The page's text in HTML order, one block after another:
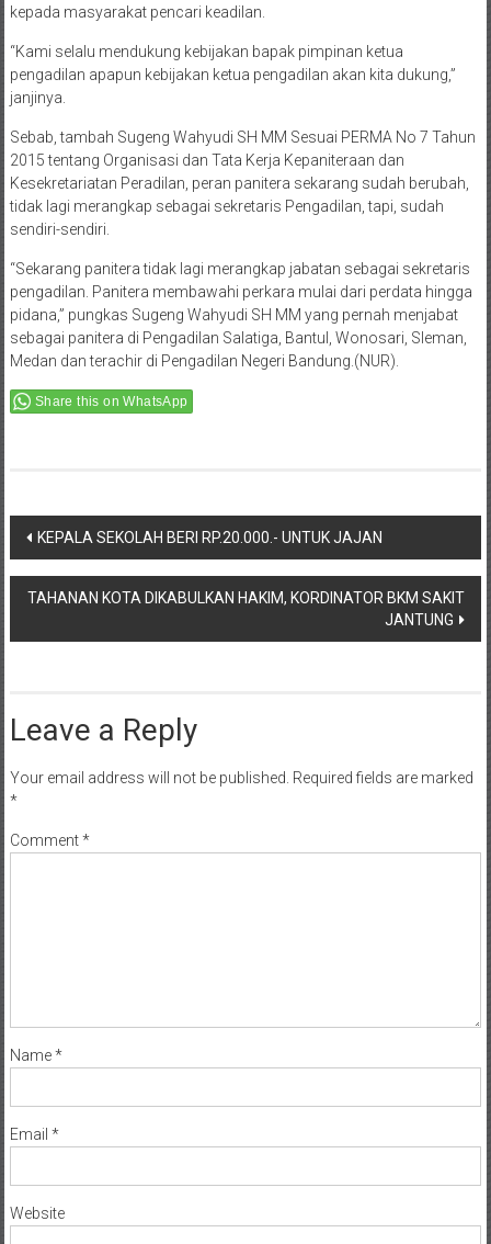
kepada masyarakat pencari keadilan.
“Kami selalu mendukung kebijakan bapak pimpinan ketua
pengadilan apapun kebijakan ketua pengadilan akan kita dukung,”
janjinya.
Sebab, tambah Sugeng Wahyudi SH MM Sesuai PERMA No 7 Tahun
2015 tentang Organisasi dan Tata Kerja Kepaniteraan dan
Kesekretariatan Peradilan, peran panitera sekarang sudah berubah,
tidak lagi merangkap sebagai sekretaris Pengadilan, tapi, sudah
sendiri-sendiri.
“Sekarang panitera tidak lagi merangkap jabatan sebagai sekretaris
pengadilan. Panitera membawahi perkara mulai dari perdata hingga
pidana,” pungkas Sugeng Wahyudi SH MM yang pernah menjabat
sebagai panitera di Pengadilan Salatiga, Bantul, Wonosari, Sleman,
Medan dan terachir di Pengadilan Negeri Bandung.(NUR).
Share this on WhatsApp
Post
navigation
KEPALA SEKOLAH BERI RP.20.000.- UNTUK JAJAN
TAHANAN KOTA DIKABULKAN HAKIM, KORDINATOR BKM SAKIT
JANTUNG
Leave a Reply
Your email address will not be published. Required fields are marked
*
Comment*
Name*
Email *
Website